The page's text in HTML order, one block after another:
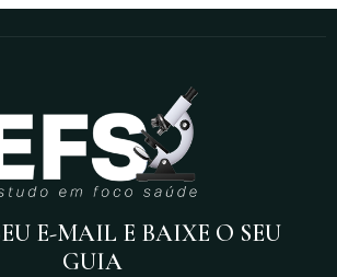
E-MAIL E BAIXE O SEU
GUIA